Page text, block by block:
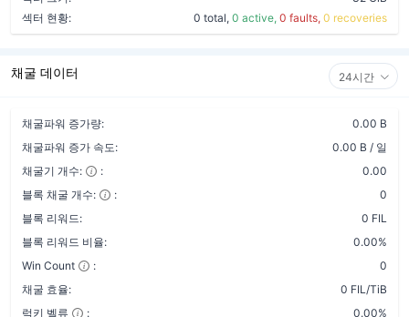
섹터 현황:
0 total, 0 active, 0 faults, 0 recoveries
채굴 데이터 24시간
채굴파워 증가량:
0.00 B
채굴파워 증가 속도:
0.00 B / 일
채굴기 개수:
:
0.00
블록 채굴 개수:
:
0
블록 리워드:
0 FIL
블록 리워드 비율:
0.00%
Win Count
:
0
채굴 효율:
0 FIL/TiB
럭키 벨류
: 0.00%